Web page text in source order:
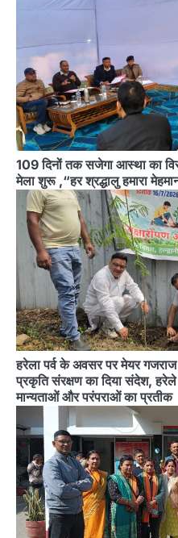
109 दिनों तक सजेगा आस्था का
मेला शुरू ,“हर श्रद्धालु हमारा
हरेला पर्व के अवसर पर मेयर गजराज
प्रकृति संरक्षण का दिया संदेश,
मान्यताओं और परंपराओं का प्रतीक